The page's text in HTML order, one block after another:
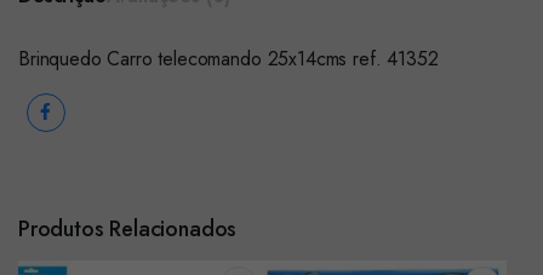
Brinquedo Carro telecomando 25x14cms ref. 41352
Produtos Relacionados